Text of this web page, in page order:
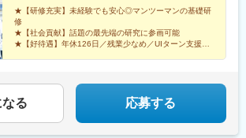
案内いたします。【配属先企業の一例】中外製薬
薬工業株式会社株式会社明治堺化学工業株式会社
社日東電工株式会社 豊橋事業所ニプロファーマ株
場株式会社カネカ株式会社DNPファインケミカル宇
外医科学研究所東邦チタニウム株式会社高田製薬
会社株式会社エネコート 他
★【研修充実】未経験でも安心◎マンツーマンの基礎研
修
★【社会貢献】話題の最先端の研究に参画可能
★【好待遇】年休126日／残業少なめ／UIターン支援充
る 応募する